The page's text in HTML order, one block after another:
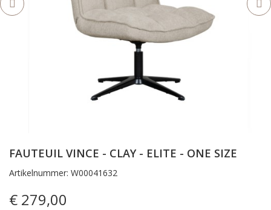
FAUTEUIL VINCE - CLAY - ELITE - ONE SIZE
Artikelnummer: W00041632
€ 279,00